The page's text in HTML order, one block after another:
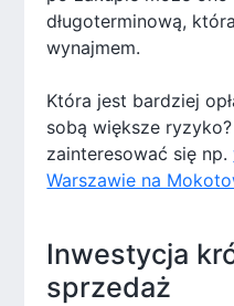
długoterminową,
wynajmem.
Która jest bardziej
sobą większe
zainteresować się np.
Warszawie na
Inwestycja
sprzedaż